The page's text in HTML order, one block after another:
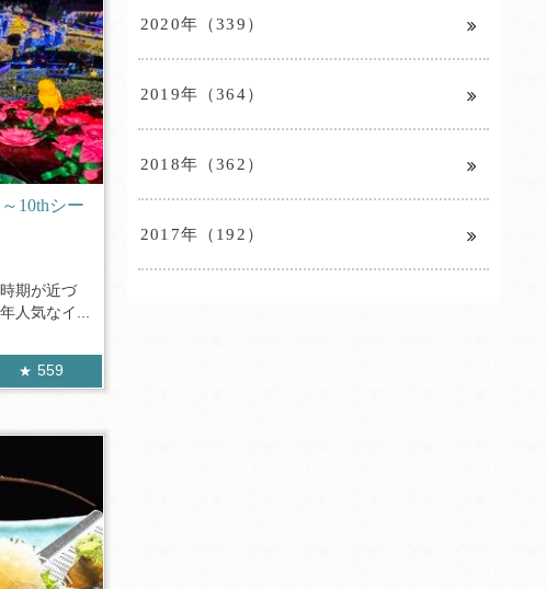
10thシー
期が近づ
人気なイ...
559
2020年（339）
2019年（364）
2018年（362）
2017年（192）